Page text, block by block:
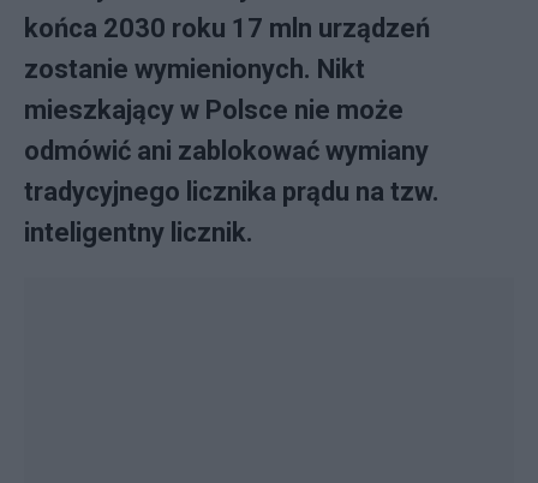
końca 2030 roku 17 mln urządzeń
zostanie wymienionych. Nikt
mieszkający w Polsce nie może
odmówić ani zablokować wymiany
tradycyjnego licznika prądu na tzw.
inteligentny licznik.